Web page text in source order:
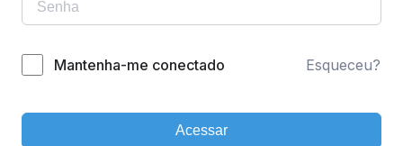
Mantenha-me conectado Esqueceu?
Acessar